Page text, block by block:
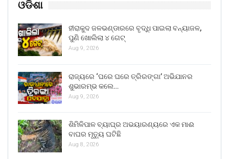
ଓଡିଶା
ହୀରାକୁଦ ଜଳଭଣ୍ଡାରରେ ବୃଦ୍ଧି ପାଇଲା ବନ୍ୟାଜଳ,
ପୁଣି ଖୋଲିଲା ୪ ଗେଟ୍
Aug 9, 2026
ରାଜ୍ୟରେ ‘ଘରେ ଘରେ ତ୍ରିରଙ୍ଗା’ ଅଭିଯାନର
ଶୁଭାରମ୍ଭ କଲେ…
Aug 9, 2026
ଶିମିଳିପାଳ ବ୍ୟାଘ୍ର ଅଭୟାରଣ୍ୟରେ ଏକ ମାଈ
ବାଘର ମୃତ୍ୟୁ ଘଟିଛି
Aug 8, 2026